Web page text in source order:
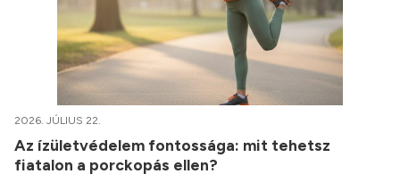
2026. JÚLIUS 22.
Az ízületvédelem fontossága: mit tehetsz
fiatalon a porckopás ellen?